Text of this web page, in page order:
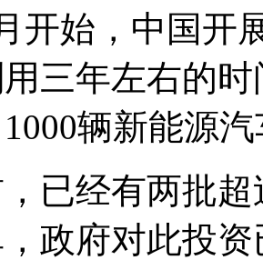
开始，中国开
三年左右的
辆新能源
已经有两批
政府对此投